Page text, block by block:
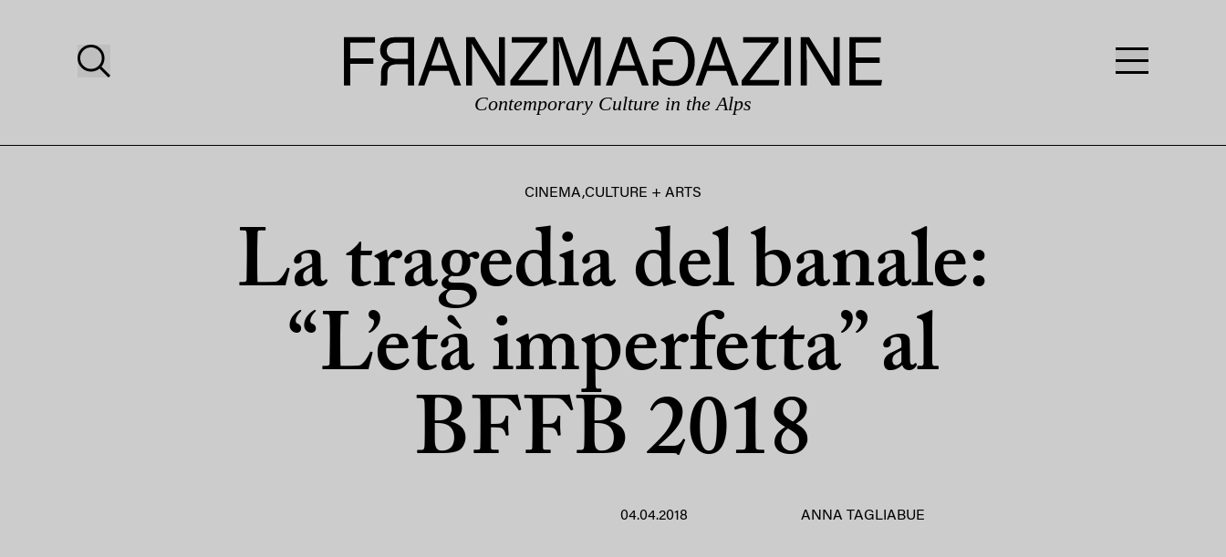
Contemporary Culture in the Alps
CINEMA,CULTURE + ARTS
La tragedia del banale:
“L’età imperfetta” al
BFFB 2018
04.04.2018 ANNA TAGLIABUE